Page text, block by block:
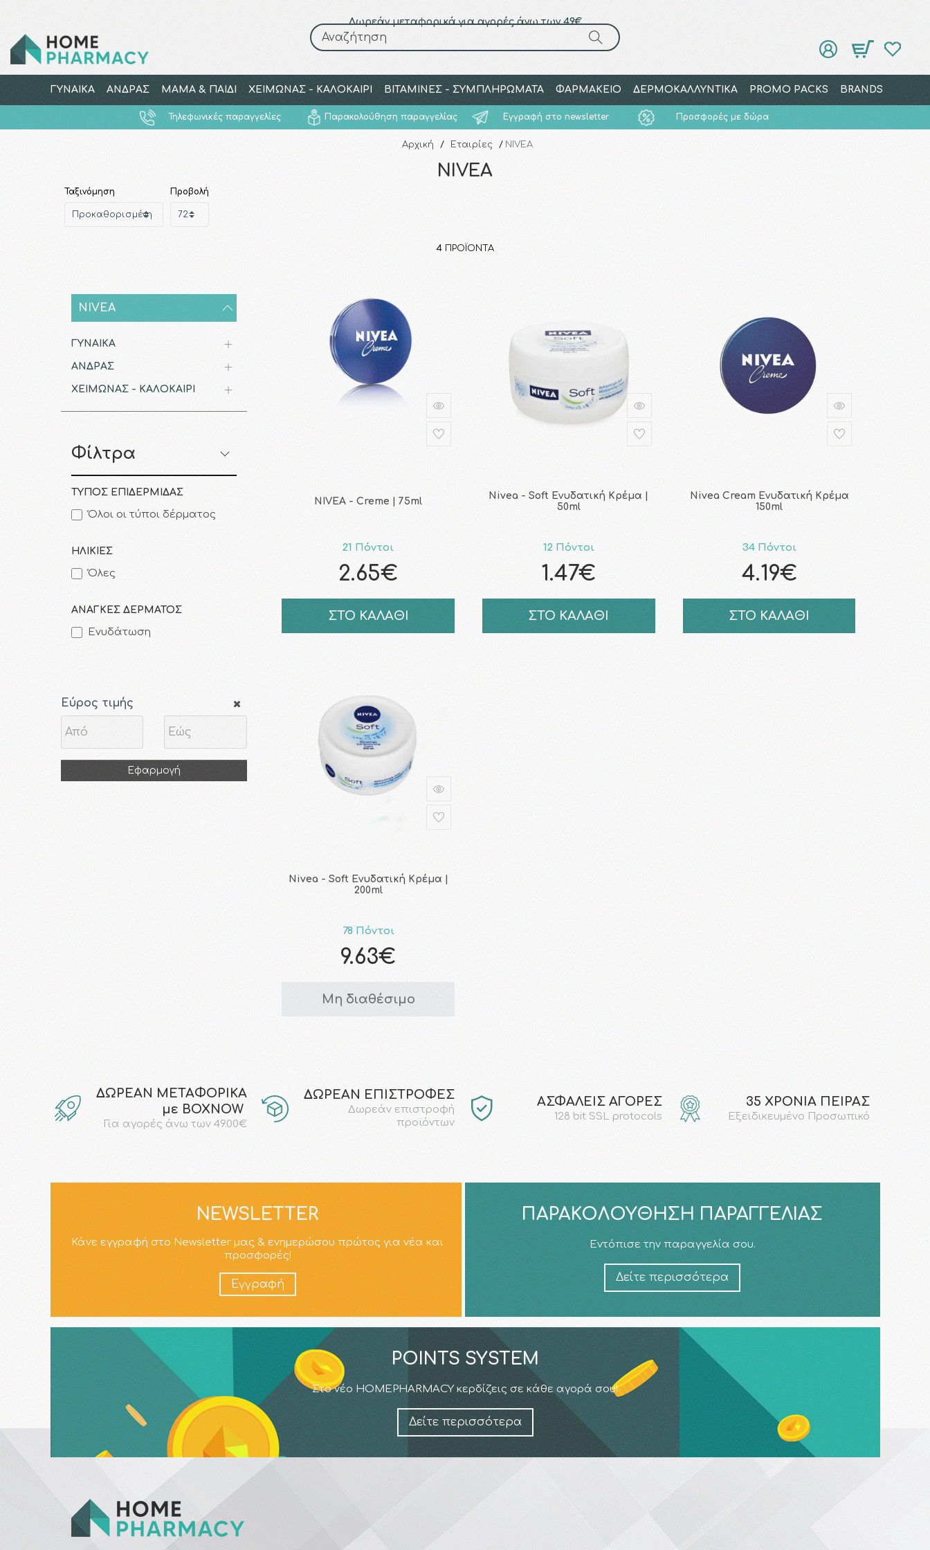
Δωρεάν μεταφορικά για αγορές άνω των 49€
Αναζήτηση
ΓΥΝΑΙΚΑ ΑΝΔΡΑΣ ΜΑΜΑ & ΠΑΙΔΙ ΧΕΙΜΩΝΑΣ - ΚΑΛΟΚΑΙΡΙ ΒΙΤΑΜΙΝΕΣ - ΣΥΜΠΛΗΡΩΜΑΤΑ ΦΑΡΜΑΚΕΙΟ ΔΕΡΜΟΚΑΛΛΥΝΤΙΚΑ PROMO PACKS BRANDS
Τηλεφωνικές παραγγελίες Παρακολούθηση παραγγελίας Εγγραφή στο newsletter Προσφορές με δώρα
Αναζήτηση
Αρχική / Εταιρίες / NIVEA
NIVEA
Ταξινόμηση Προβολή
4ΠΡΟΪΌΝΤΑ
NIVEA
ΓΥΝΑΙΚΑ
ΑΝΔΡΑΣ
ΧΕΙΜΩΝΑΣ - ΚΑΛΟΚΑΙΡΙ
Φίλτρα
ΤΥΠΟΣ ΕΠΙΔΕΡΜΙΔΑΣ
Όλοι οι τύποι δέρματος
ΗΛΙΚΙΕΣ
Όλες
ΑΝΑΓΚΕΣ ΔΕΡΜΑΤΟΣ
Ενυδάτωση
Εύρος τιμής
Εφαρμογή
NIVEA - Creme | 75ml
21 Πόντοι
2.65€
ΣΤΟ ΚΑΛΑΘΙ
Nivea - Soft Ενυδατική Κρέμα |
50ml
12 Πόντοι
1.47€
ΣΤΟ ΚΑΛΑΘΙ
Nivea Cream Ενυδατική Κρέμα
150ml
34 Πόντοι
4.19€
ΣΤΟ ΚΑΛΑΘΙ
Nivea - Soft Ενυδατική Κρέμα |
200ml
78 Πόντοι
9.63€
Μη διαθέσιμο
ΔΩΡΕΑΝ ΜΕΤΑΦΟΡΙΚΑ
με ΒΟΧΝΟW
Για αγορές άνω των 49.00€
ΔΩΡΕΑΝ ΕΠΙΣΤΡΟΦΕΣ
Δωρεάν επιστροφή
προϊόντων
AΣΦΑΛΕΙΣ ΑΓΟΡΕΣ
128 bit SSL protocols
35 ΧΡΟΝΙΑ ΠΕΙΡΑΣ
Εξειδικευμένο Προσωπικό
NEWSLETTER
Κάνε εγγραφή στο Newsletter μας & ενημερώσου πρώτος για νέα και
προσφορές!
Εγγραφή
ΠΑΡΑΚΟΛΟΎΘΗΣΗ ΠΑΡΑΓΓΕΛΊΑΣ
Εντόπισε την παραγγελία σου.
Δείτε περισσότερα
POINTS SYSTEM
Στο νέο HOMEPHARMACY κερδίζεις σε κάθε αγορά σου!
Δείτε περισσότερα